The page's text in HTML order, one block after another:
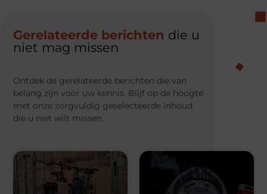
Gerelateerde berichten die u
niet mag missen
Ontdek de gerelateerde berichten die van
belang zijn voor uw kennis. Blijf op de hoogte
met onze zorgvuldig geselecteerde inhoud
die u niet wilt missen.